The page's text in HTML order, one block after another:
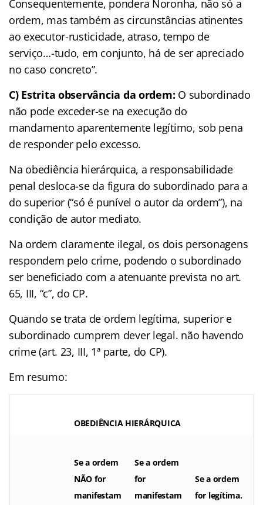
Consequentemente, pondera Noronha, não só a
ordem, mas também as circunstâncias atinentes
ao executor-rusticidade, atraso, tempo de
serviço…-tudo, em conjunto, há de ser apreciado
no caso concreto”.
C) Estrita observância da ordem: O subordinado
não pode exceder-se na execução do
mandamento aparentemente legítimo, sob pena
de responder pelo excesso.
Na obediência hierárquica, a responsabilidade
penal desloca-se da figura do subordinado para a
do superior (“só é punível o autor da ordem”), na
condição de autor mediato.
Na ordem claramente ilegal, os dois personagens
respondem pelo crime, podendo o subordinado
ser beneficiado com a atenuante prevista no art.
65, III, “c”, do CP.
Quando se trata de ordem legítima, superior e
subordinado cumprem dever legal. não havendo
crime (art. 23, III, 1ª parte, do CP).
Em resumo:
OBEDIÊNCIA HIERÁRQUICA
Se a ordem
NÃO for
manifestam
Se a ordem
for
manifestam
Se a ordem
for legítima.